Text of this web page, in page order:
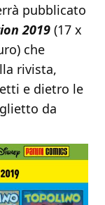
pubblicato
2019 (17 x
che
rivista,
e dietro le
da